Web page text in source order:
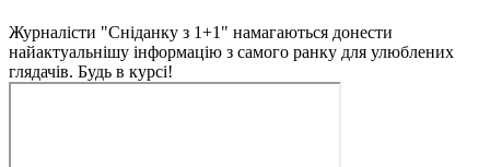
Журналісти "Сніданку з 1+1" намагаються донести
найактуальнішу інформацію з самого ранку для улюблених
глядачів. Будь в курсі!